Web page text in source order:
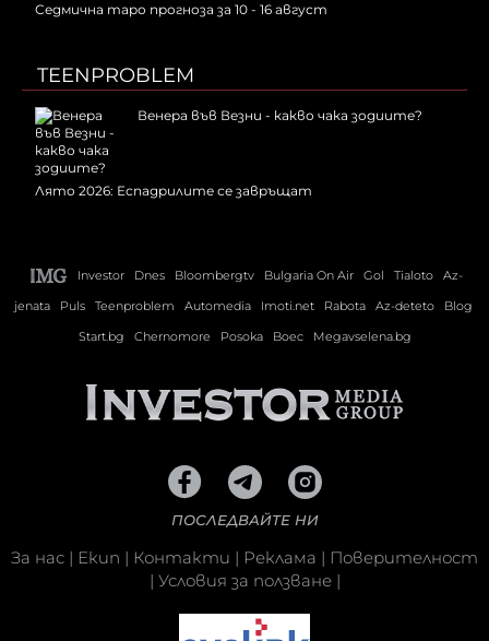
Седмична таро прогноза за 10 - 16 август
TEENPROBLEM
Венера във Везни - какво чака зодиите?
Лято 2026: Еспадрилите се завръщат
Investor Dnes Bloombergtv Bulgaria On Air Gol Tialoto
Az-
jenata
Puls Teenproblem Automedia Imoti.net Rabota Az-deteto
Blog
Start.bg
Chernomore Posoka Boec Megavselena.bg
ПОСЛЕДВАЙТЕ НИ
За нас | Екип | Контакти | Реклама | Поверителност
| Условия за ползване|